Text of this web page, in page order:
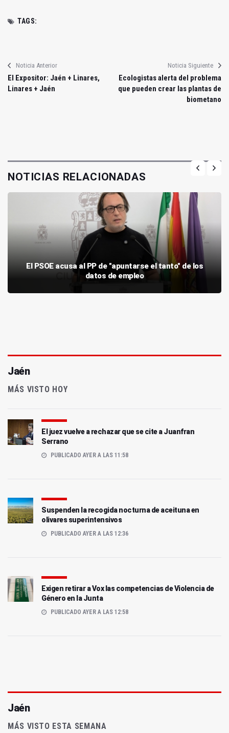
TAGS:
Noticia Anterior
El Expositor: Jaén + Linares,
Linares + Jaén
Noticia Siguiente
Ecologistas alerta del problema
que pueden crear las plantas de
biometano
NOTICIAS RELACIONADAS
El PSOE acusa al PP de "apuntarse el tanto" de los
datos de empleo
Jaén
MÁS VISTO HOY
El juez vuelve a rechazar que se cite a Juanfran
Serrano
PUBLICADO AYER A LAS 11:58
Suspenden la recogida nocturna de aceituna en
olivares superintensivos
PUBLICADO AYER A LAS 12:36
Exigen retirar a Vox las competencias de Violencia de
Género en la Junta
PUBLICADO AYER A LAS 12:58
Jaén
MÁS VISTO ESTA SEMANA